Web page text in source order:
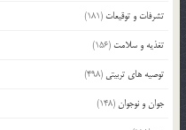
تشرفات و توقیعات (181)
تغذیه و سلامت (156)
توصیه های تربیتی (498)
جوان و نوجوان(148)